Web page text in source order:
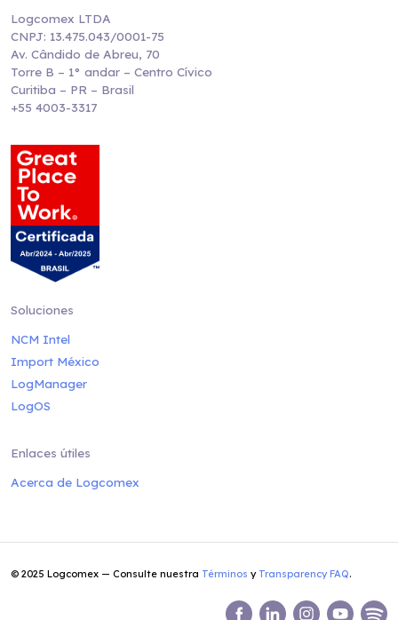
Logcomex LTDA
CNPJ: 13.475.043/0001-75
Av. Cândido de Abreu, 70
Torre B – 1° andar – Centro Cívico
Curitiba – PR – Brasil
+55 4003-3317
Soluciones
NCM Intel
Import México
LogManager
LogOS
Enlaces útiles
Acerca de Logcomex
© 2025 Logcomex — Consulte nuestra Términos y Transparency FAQ.